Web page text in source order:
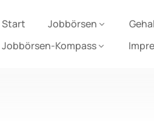
Start Jobbörsen
Jobbörsen-Kompass